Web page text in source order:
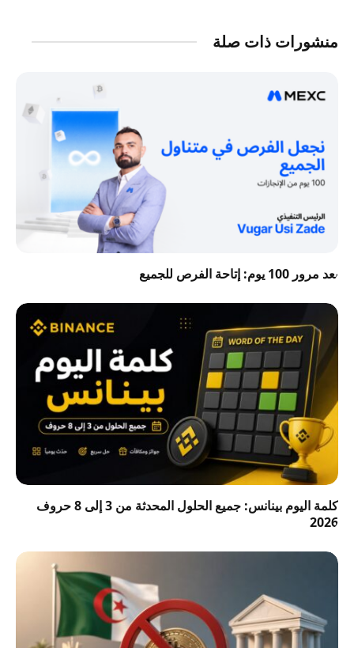
منشورات ذات صلة
بعد مرور 100 يوم: إتاحة الفرص للجميع
كلمة اليوم بينانس: جميع الحلول المحدثة من 3 إلى 8 حروف
2026